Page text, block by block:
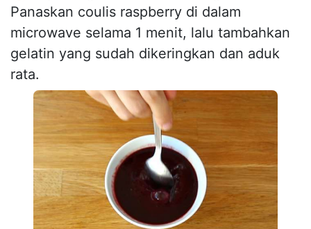
Panaskan coulis raspberry di dalam
microwave selama 1 menit, lalu tambahkan
gelatin yang sudah dikeringkan dan aduk
rata.